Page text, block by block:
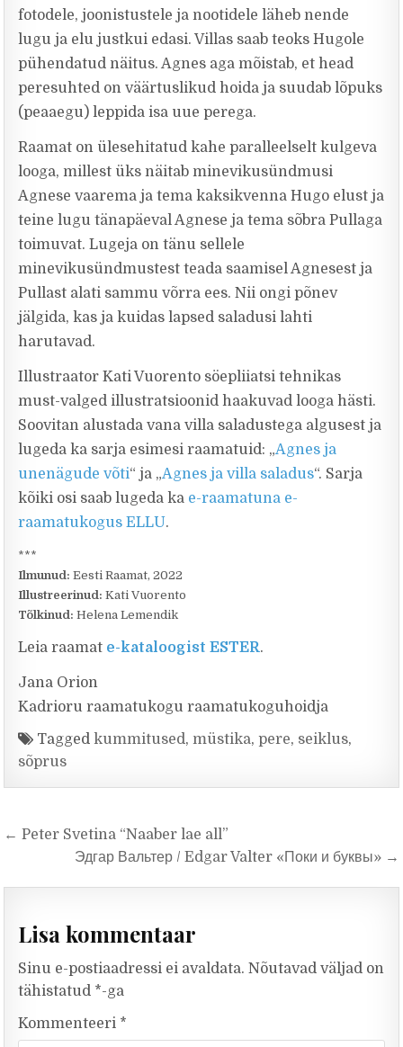
fotodele, joonistustele ja nootidele läheb nende
lugu ja elu justkui edasi. Villas saab teoks Hugole
pühendatud näitus. Agnes aga mõistab, et head
peresuhted on väärtuslikud hoida ja suudab lõpuks
(peaaegu) leppida isa uue perega.
Raamat on ülesehitatud kahe paralleelselt kulgeva
looga, millest üks näitab minevikusündmusi
Agnese vaarema ja tema kaksikvenna Hugo elust ja
teine lugu tänapäeval Agnese ja tema sõbra Pullaga
toimuvat. Lugeja on tänu sellele
minevikusündmustest teada saamisel Agnesest ja
Pullast alati sammu võrra ees. Nii ongi põnev
jälgida, kas ja kuidas lapsed saladusi lahti
harutavad.
Illustraator Kati Vuorento söepliiatsi tehnikas
must-valged illustratsioonid haakuvad looga hästi.
Soovitan alustada vana villa saladustega algusest ja
lugeda ka sarja esimesi raamatuid: „Agnes ja
unenägude võti“ ja „Agnes ja villa saladus“. Sarja
kõiki osi saab lugeda ka e-raamatuna e-
raamatukogus ELLU.
***
Ilmunud: Eesti Raamat, 2022
Illustreerinud:Kati Vuorento
Tõlkinud:Helena Lemendik
Leia raamat e-kataloogist ESTER.
Jana Orion
Kadrioru raamatukogu raamatukoguhoidja
Taggedkummitused,müstika,pere, seiklus,
sõprus
Navigeerimine
← Peter Svetina “Naaber lae all”
Эдгар Вальтер / Edgar Valter «Поки и буквы» →
Lisa kommentaar
Sinu e-postiaadressi ei avaldata. Nõutavad väljad on
tähistatud *-ga
Kommenteeri *